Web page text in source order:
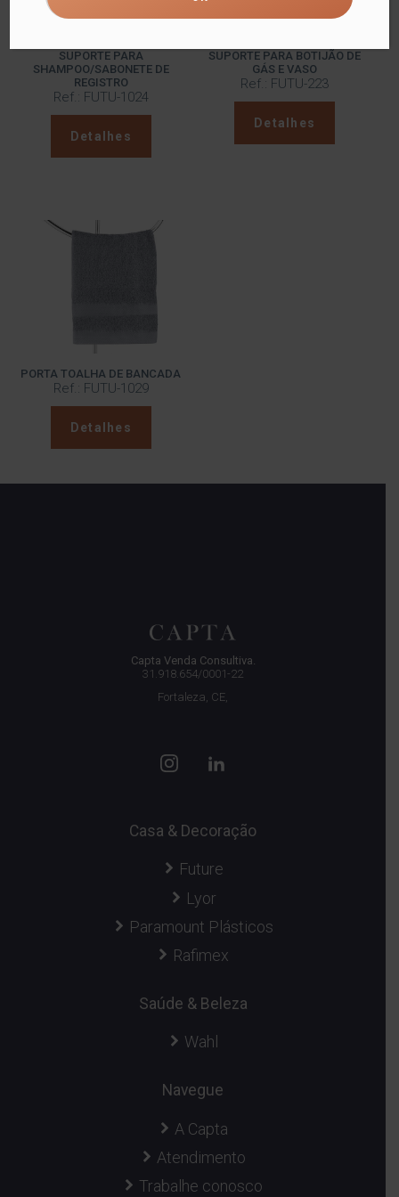
SUPORTE PARA
SHAMPOO/SABONETE DE
REGISTRO
Ref.: FUTU-1024
Detalhes
SUPORTE PARA BOTIJÃO DE
GÁS E VASO
Ref.: FUTU-223
Detalhes
PORTA TOALHA DE BANCADA
Ref.: FUTU-1029
Detalhes
Capta Venda Consultiva.
31.918.654/0001-22
Fortaleza, CE,
Casa & Decoração
Future
Lyor
Paramount Plásticos
Rafimex
Saúde & Beleza
Wahl
Navegue
A Capta
Atendimento
Trabalhe conosco